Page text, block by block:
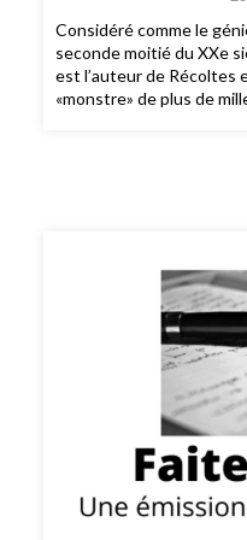
Considéré comme le
seconde moitié du XXe
est l’auteur de Récoltes
«monstre» de plus de
d’un milieu et d’une
insidieux et implacable
enquête (quasiment
d’autres frisant le roman
basfonds de la
divagation
un journal intime; une
de la création; un
doit…), voire un
monde mathématique”